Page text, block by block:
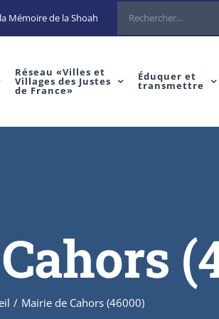
Mémoire de la Shoah Rechercher
Réseau «Villes et
Villages des Justes
de France»
Éduquer et
transmettre
/ Mairie de Cahors (46000)